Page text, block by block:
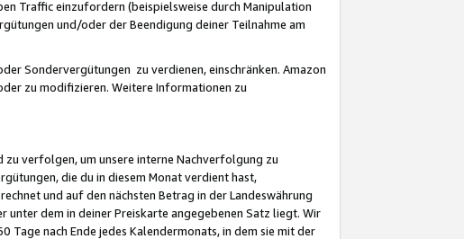
Traffic einzufordern (beispielsweise durch Manipulation
und/oder der Beendigung deiner Teilnahme am
Sondervergütungen zu verdienen, einschränken. Amazon
zu modifizieren. Weitere Informationen zu
verfolgen, um unsere interne Nachverfolgung zu
die du in diesem Monat verdient hast,
und auf den nächsten Betrag in der Landeswährung
dem in deiner Preiskarte angegebenen Satz liegt. Wir
nach Ende jedes Kalendermonats, in dem sie mit der